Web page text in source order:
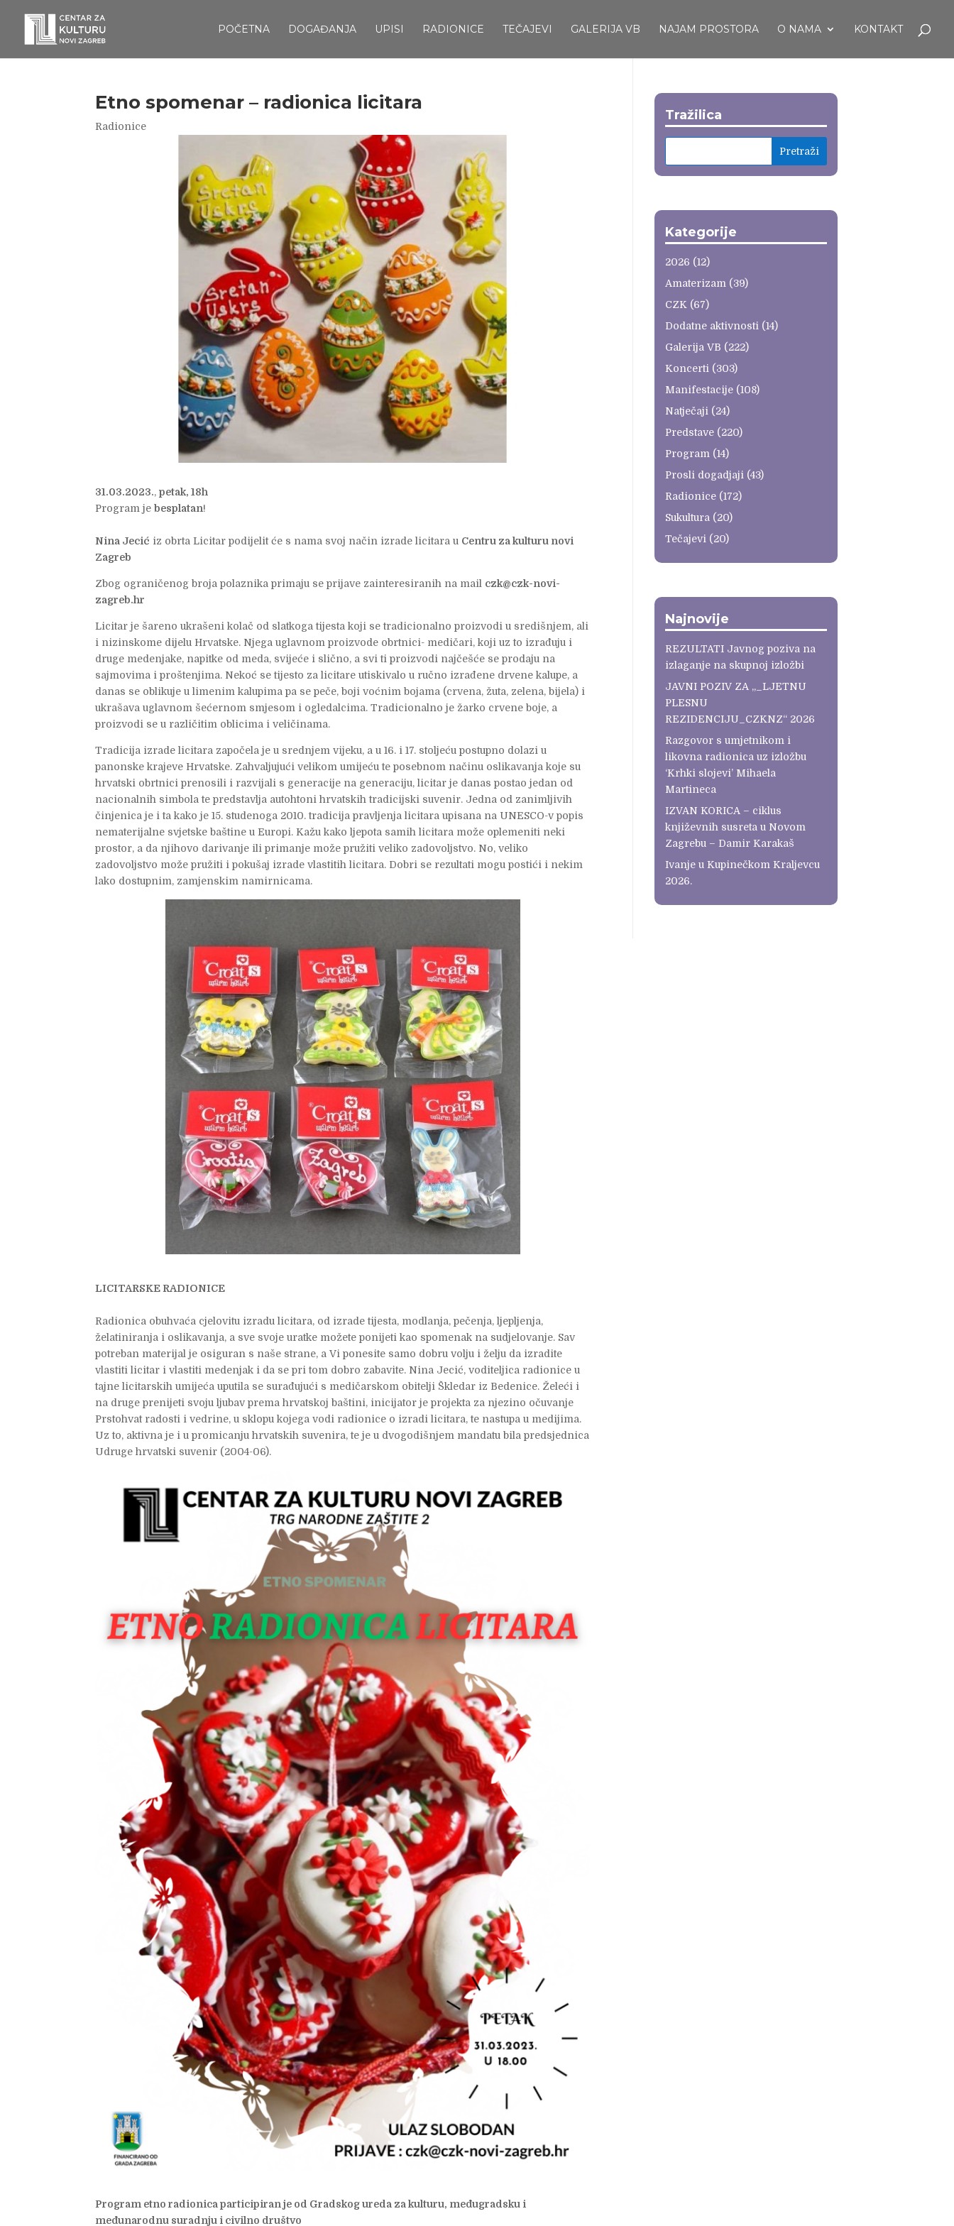
POČETNA DOGAĐANJA UPISI RADIONICE TEČAJEVI GALERIJA VB NAJAM PROSTORA O NAMA KONTAKT
Etno spomenar – radionica licitara
Radionice
31.03.2023.,petak, 18h
Program jebesplatan!
Nina Jecić iz obrta Licitar podijelit će s nama svoj način izrade licitara u Centru za kulturu novi
Zagreb
Zbog ograničenog broja polaznika primaju se prijave zainteresiranih na mail czk@czk-novi-
zagreb.hr
Licitar je šareno ukrašeni kolač od slatkoga tijesta koji se tradicionalno proizvodi u središnjem, ali
i nizinskome dijelu Hrvatske. Njega uglavnom proizvode obrtnici- medičari, koji uz to izrađuju i
druge medenjake, napitke od meda, svijeće i slično, a svi ti proizvodi najčešće se prodaju na
sajmovima i proštenjima. Nekoć se tijesto za licitare utiskivalo u ručno izrađene drvene kalupe, a
danas se oblikuje u limenim kalupima pa se peče, boji voćnim bojama (crvena, žuta, zelena, bijela) i
ukrašava uglavnom šećernom smjesom i ogledalcima. Tradicionalno je žarko crvene boje, a
proizvodi se u različitim oblicima i veličinama.
Tradicija izrade licitara započela je u srednjem vijeku, a u 16. i 17. stoljeću postupno dolazi u
panonske krajeve Hrvatske. Zahvaljujući velikom umijeću te posebnom načinu oslikavanja koje su
hrvatski obrtnici prenosili i razvijali s generacije na generaciju, licitar je danas postao jedan od
nacionalnih simbola te predstavlja autohtoni hrvatskih tradicijski suvenir. Jedna od zanimljivih
činjenica je i ta kako je 15. studenoga 2010. tradicija pravljenja licitara upisana na UNESCO-v popis
nematerijalne svjetske baštine u Europi. Kažu kako ljepota samih licitara može oplemeniti neki
prostor, a da njihovo darivanje ili primanje može pružiti veliko zadovoljstvo. No, veliko
zadovoljstvo može pružiti i pokušaj izrade vlastitih licitara. Dobri se rezultati mogu postići i nekim
lako dostupnim, zamjenskim namirnicama.
LICITARSKE RADIONICE
Radionica obuhvaća cjelovitu izradu licitara, od izrade tijesta, modlanja, pečenja, ljepljenja,
želatiniranja i oslikavanja, a sve svoje uratke možete ponijeti kao spomenak na sudjelovanje. Sav
potreban materijal je osiguran s naše strane, a Vi ponesite samo dobru volju i želju da izradite
vlastiti licitar i vlastiti medenjak i da se pri tom dobro zabavite. Nina Jecić, voditeljica radionice u
tajne licitarskih umijeća uputila se surađujući s medičarskom obitelji Škledar iz Bedenice. Želeći i
na druge prenijeti svoju ljubav prema hrvatskoj baštini, inicijator je projekta za njezino očuvanje
Prstohvat radosti i vedrine, u sklopu kojega vodi radionice o izradi licitara, te nastupa u medijima.
Uz to, aktivna je i u promicanju hrvatskih suvenira, te je u dvogodišnjem mandatu bila predsjednica
Udruge hrvatski suvenir (2004-06).
Program etno radionica participiran je od Gradskog ureda za kulturu, međugradsku i
međunarodnu suradnju i civilno društvo
Tražilica
Kategorije
2026 (12)
Amaterizam (39)
CZK (67)
Dodatne aktivnosti (14)
Galerija VB (222)
Koncerti (303)
Manifestacije(108)
Natječaji (24)
Predstave(220)
Program (14)
Prosli dogadjaji (43)
Radionice(172)
Sukultura (20)
Tečajevi (20)
Najnovije
REZULTATI Javnog poziva na
izlaganje na skupnoj izložbi
JAVNI POZIV ZA „_LJETNU
PLESNU
REZIDENCIJU_CZKNZ“ 2026
Razgovor s umjetnikom i
likovna radionica uz izložbu
‘Krhki slojevi’ Mihaela
Martineca
IZVAN KORICA – ciklus
književnih susreta u Novom
Zagrebu – Damir Karakaš
Ivanje u Kupinečkom Kraljevcu
2026.